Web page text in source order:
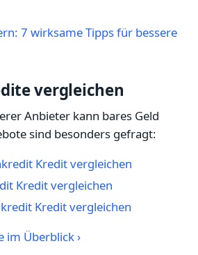
7 wirksame Tipps für bessere
vergleichen
Anbieter kann bares Geld
sind besonders gefragt:
Kredit vergleichen
Kredit vergleichen
Kredit vergleichen
im Überblick ›